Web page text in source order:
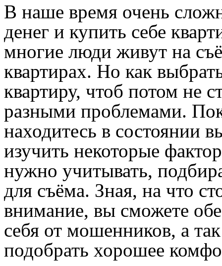
В наше время очень
денег и купить себе
многие люди живут на
квартирах. Но как
квартиру, чтоб потом не
разными проблемами.
находитесь в состоянии
изучить некоторые
нужно учитывать,
для съёма. Зная, на что
внимание, вы сможете
себя от мошенников, а
подобрать хорошее